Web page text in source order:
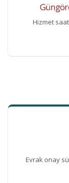
Hizmet
Evrak onay